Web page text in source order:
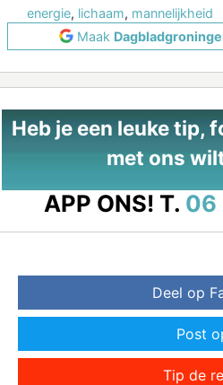
energie, lichaam, mannelijkheid
Maak
Heb je een leuke tip,
met ons
APP ONS! T. 06
Deel op
Post
Tip de